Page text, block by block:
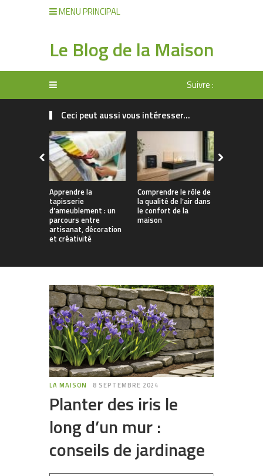
MENU PRINCIPAL
Le Blog de la Maison
Suivre :
Ceci peut aussi vous intéresser...
Apprendre la
tapisserie
d’ameublement : un
parcours entre
artisanat, décoration
et créativité
Comprendre le rôle de
la qualité de l’air dans
le confort de la
maison
LA MAISON 8 SEPTEMBRE 2024
Planter des iris le
long d’un mur :
conseils de jardinage